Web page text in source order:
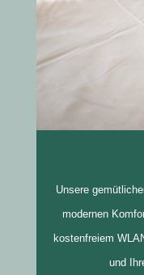
Unsere
modernen
kostenfreiem
und